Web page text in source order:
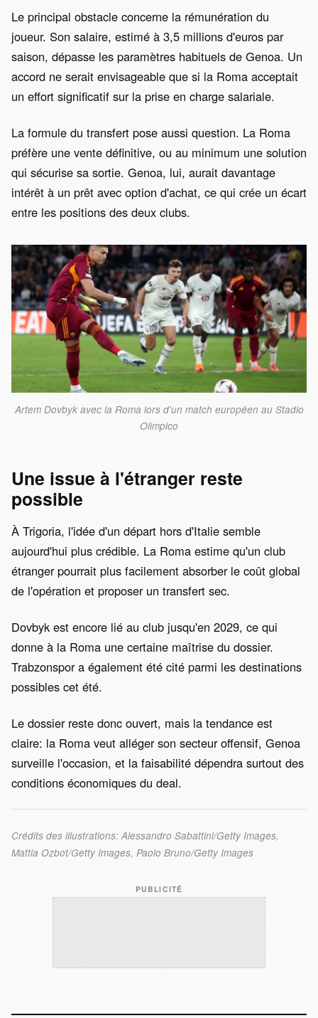
Le principal obstacle concerne la rémunération du
joueur. Son salaire, estimé à 3,5 millions d'euros par
saison, dépasse les paramètres habituels de Genoa. Un
accord ne serait envisageable que si la Roma acceptait
un effort significatif sur la prise en charge salariale.
La formule du transfert pose aussi question. La Roma
préfère une vente définitive, ou au minimum une solution
qui sécurise sa sortie. Genoa, lui, aurait davantage
intérêt à un prêt avec option d'achat, ce qui crée un écart
entre les positions des deux clubs.
Artem Dovbyk avec la Roma lors d'un match européen au Stadio
Olimpico
Une issue à l'étranger reste
possible
À Trigoria, l'idée d'un départ hors d'Italie semble
aujourd'hui plus crédible. La Roma estime qu'un club
étranger pourrait plus facilement absorber le coût global
de l'opération et proposer un transfert sec.
Dovbyk est encore lié au club jusqu'en 2029, ce qui
donne à la Roma une certaine maîtrise du dossier.
Trabzonspor a également été cité parmi les destinations
possibles cet été.
Le dossier reste donc ouvert, mais la tendance est
claire: la Roma veut alléger son secteur offensif, Genoa
surveille l'occasion, et la faisabilité dépendra surtout des
conditions économiques du deal.
Crédits des illustrations: Alessandro Sabattini/Getty Images,
Mattia Ozbot/Getty Images, Paolo Bruno/Getty Images
PUBLICITÉ